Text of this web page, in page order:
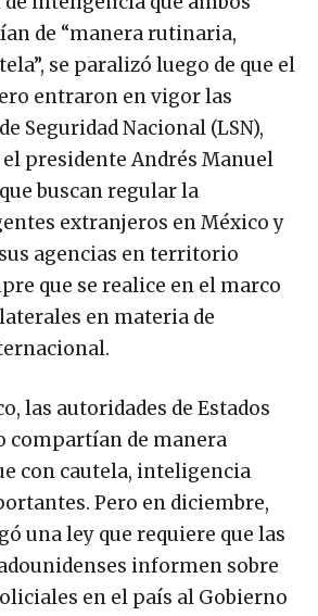
de “manera rutinaria,
se paralizó luego de que el
entraron en vigor las
Seguridad Nacional (LSN),
presidente Andrés Manuel
buscan regular la
extranjeros en México y
agencias en territorio
que se realice en el marco
en materia de
las autoridades de Estados
compartían de manera
con cautela, inteligencia
Pero en diciembre,
una ley que requiere que las
informen sobre
en el país al Gobierno